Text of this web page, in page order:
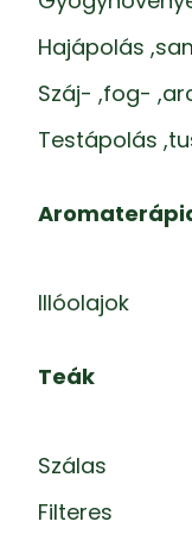
Hajápolás
Száj- ,fog-
Testápolás
Illóolajok
Teák
Szálas
Filteres